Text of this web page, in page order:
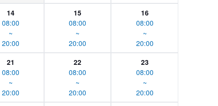
14
08:00
~
20:00
15
08:00
~
20:00
16
08:00
~
20:00
21
08:00
~
20:00
22
08:00
~
20:00
23
08:00
~
20:00